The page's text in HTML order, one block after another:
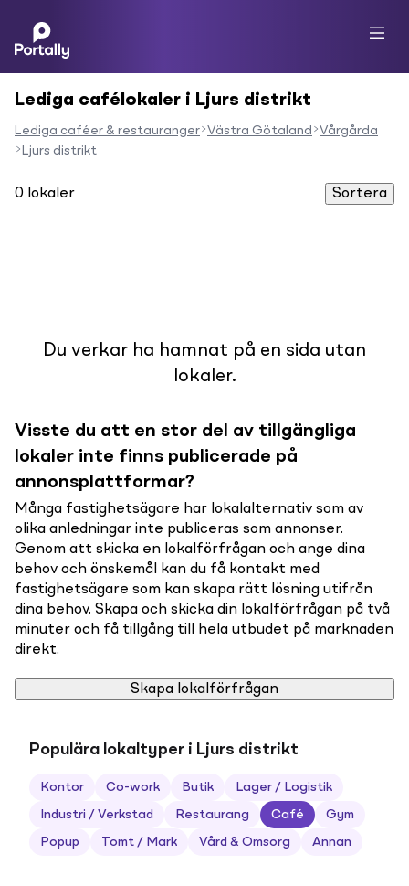
Lediga cafélokaler i Ljurs distrikt
Lediga caféer & restauranger Västra Götaland
Vårgårda
Ljurs distrikt
0 lokaler Sortera
Du verkar ha hamnat på en sida utan
lokaler.
Visste du att en stor del av tillgängliga
lokaler inte finns publicerade på
annonsplattformar?
Många fastighetsägare har lokalalternativ som av
olika anledningar inte publiceras som annonser.
Genom att skicka en lokalförfrågan och ange dina
behov och önskemål kan du få kontakt med
fastighetsägare som kan skapa rätt lösning utifrån
dina behov. Skapa och skicka din lokalförfrågan på två
minuter och få tillgång till hela utbudet på marknaden
direkt.
Skapa lokalförfrågan
Populära lokaltyper i Ljurs distrikt
Kontor Co-work Butik Lager / Logistik
Industri / Verkstad Restaurang Café Gym
Popup Tomt / Mark Vård & Omsorg Annan